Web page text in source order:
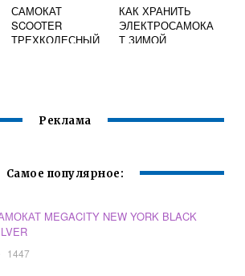
САМОКАТ
SCOOTER
ТРЕХКОЛЕСНЫЙ
КАК ХРАНИТЬ
ЭЛЕКТРОСАМОКА
Т ЗИМОЙ
Реклама
Самое популярное:
MEGACITY NEW YORK BLACK
1447